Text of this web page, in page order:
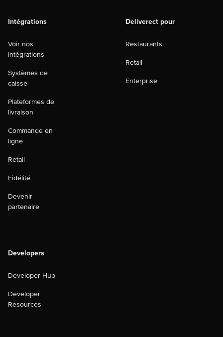
Intégrations
Voir nos
intégrations
Systèmes de
caisse
Plateformes de
livraison
Commande en
ligne
Retail
Fidélité
Devenir
partenaire
Deliverect pour
Restaurants
Retail
Enterprise
Developers
Developer Hub
Developer
Resources